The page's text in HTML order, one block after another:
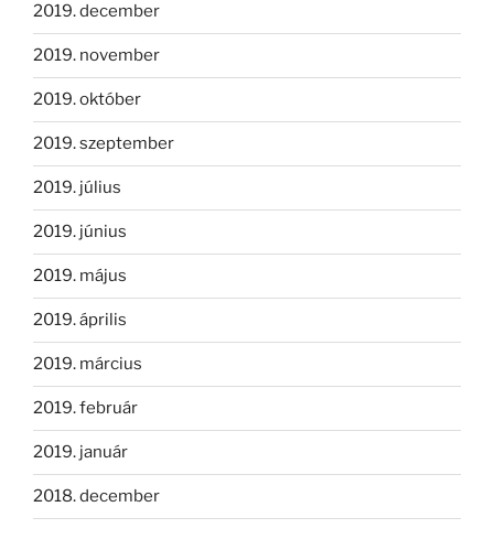
2019. december
2019. november
2019. október
2019. szeptember
2019. július
2019. június
2019. május
2019. április
2019. március
2019. február
2019. január
2018. december